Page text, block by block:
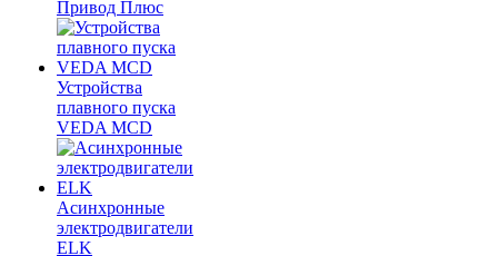
Привод Плюс
Устройства
плавного пуска
VEDA MCD
Асинхронные
электродвигатели
ELK